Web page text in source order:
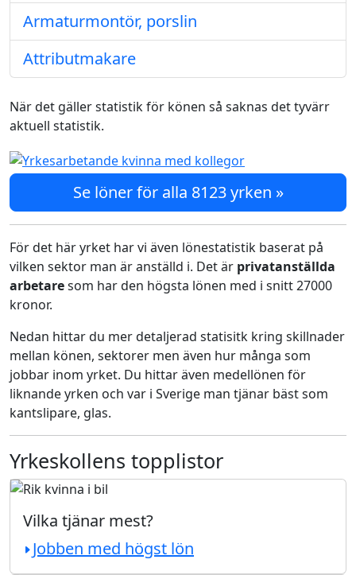
Armaturmontör, porslin
Attributmakare
När det gäller statistik för könen så saknas det tyvärr
aktuell statistik.
Se löner för alla 8123 yrken »
För det här yrket har vi även lönestatistik baserat på
vilken sektor man är anställd i. Det är privatanställda
arbetaresom har den högsta lönen med i snitt 27000
kronor.
Nedan hittar du mer detaljerad statisitk kring skillnader
mellan könen, sektorer men även hur många som
jobbar inom yrket. Du hittar även medellönen för
liknande yrken och var i Sverige man tjänar bäst som
kantslipare, glas.
Yrkeskollens topplistor
Vilka tjänar mest?
Jobben med högst lön